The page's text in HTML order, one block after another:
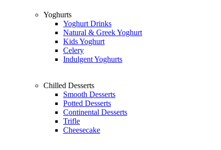
Yoghurts
Yoghurt Drinks
Natural & Greek Yoghurt
Kids Yoghurt
Celery
Indulgent Yoghurts
Chilled Desserts
Smooth Desserts
Potted Desserts
Continental Desserts
Trifle
Cheesecake